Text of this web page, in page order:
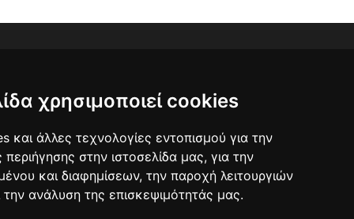
χρησιμοποιεί cookies
και άλλες τεχνολογίες εντοπισμού για την
περιήγησης στην ιστοσελίδα μας, για την
και διαφημίσεων, την παροχή λειτουργιών
ανάλυση της επισκεψιμότητάς μας.